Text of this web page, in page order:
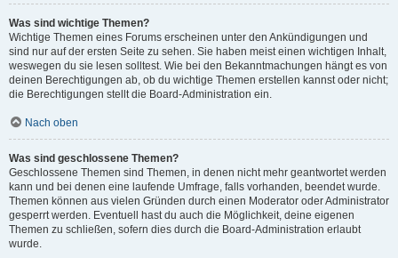
Was sind wichtige Themen?
Wichtige Themen eines Forums erscheinen unter den Ankündigungen und
sind nur auf der ersten Seite zu sehen. Sie haben meist einen wichtigen Inhalt,
weswegen du sie lesen solltest. Wie bei den Bekanntmachungen hängt es von
deinen Berechtigungen ab, ob du wichtige Themen erstellen kannst oder nicht;
die Berechtigungen stellt die Board-Administration ein.
Nach oben
Was sind geschlossene Themen?
Geschlossene Themen sind Themen, in denen nicht mehr geantwortet werden
kann und bei denen eine laufende Umfrage, falls vorhanden, beendet wurde.
Themen können aus vielen Gründen durch einen Moderator oder Administrator
gesperrt werden. Eventuell hast du auch die Möglichkeit, deine eigenen
Themen zu schließen, sofern dies durch die Board-Administration erlaubt
wurde.